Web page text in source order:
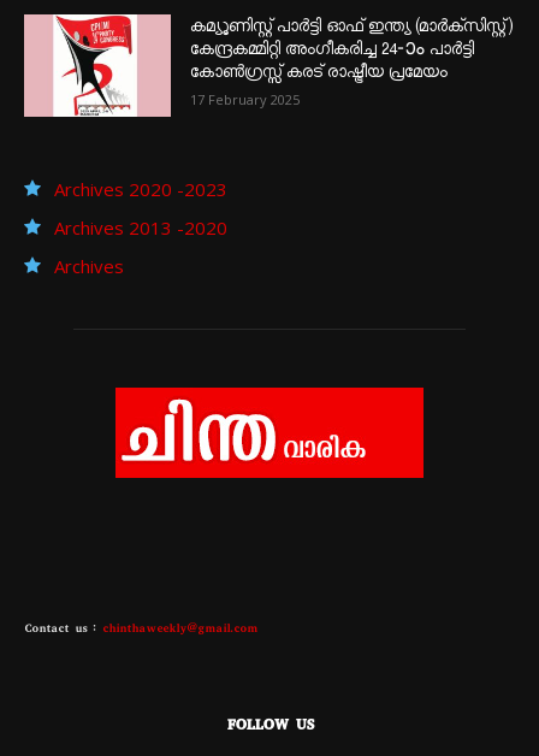
കമ്യൂണിസ്റ്റ് പാർട്ടി ഓഫ് ഇന്ത്യ (മാർക്സിസ്റ്റ്)
കേന്ദ്രകമ്മിറ്റി അംഗീകരിച്ച 24‐ാം പാർട്ടി
കോൺഗ്രസ്സ് കരട് രാഷ്ട്രീയ പ്രമേയം
17 February 2025
Archives 2020 -2023
Archives 2013 -2020
Archives
Contact us : chinthaweekly@gmail.com
FOLLOW US